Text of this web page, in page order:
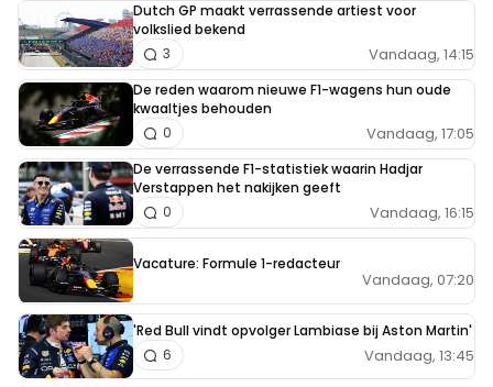
Dutch GP maakt verrassende artiest voor
volkslied bekend
Vandaag, 14:15
3
De reden waarom nieuwe F1-wagens hun oude
kwaaltjes behouden
Vandaag, 17:05
0
De verrassende F1-statistiek waarin Hadjar
Verstappen het nakijken geeft
Vandaag, 16:15
0
Vacature: Formule 1-redacteur
Vandaag, 07:20
'Red Bull vindt opvolger Lambiase bij Aston Martin'
Vandaag, 13:45
6